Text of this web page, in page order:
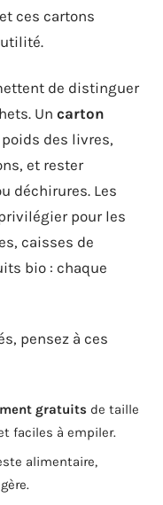
ces cartons
de distinguer
Un carton
des livres,
et rester
déchirures. Les
pour les
caisses de
bio : chaque
pensez à ces
gratuits de taille
faciles à empiler.
alimentaire,